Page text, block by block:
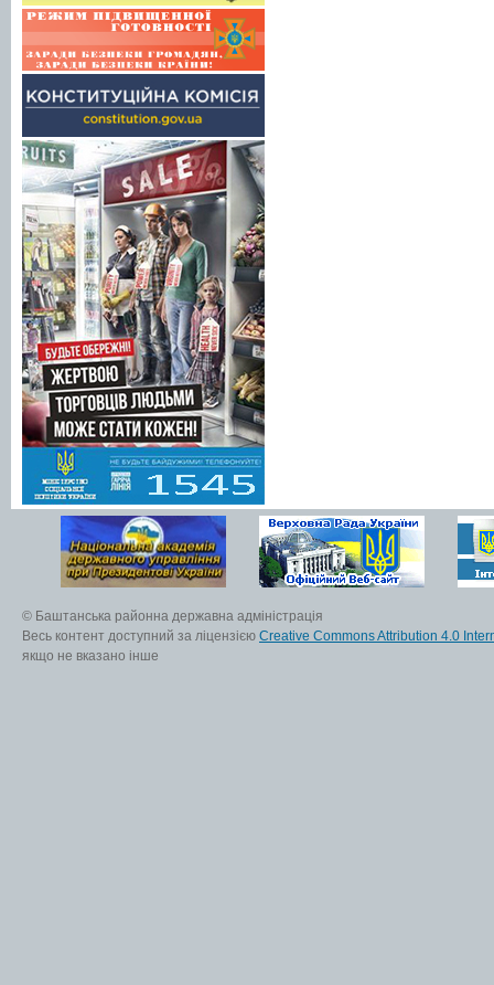
© Баштанська районна державна адміністрація
Весь контент доступний за ліцензією Creative Commons Attribution 4.0
якщо не вказано інше